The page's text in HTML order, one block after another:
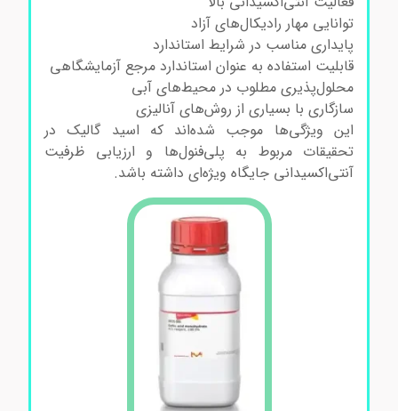
توانایی مهار رادیکال‌های آزاد
پایداری مناسب در شرایط استاندارد
قابلیت استفاده به عنوان استاندارد مرجع آزمایشگاهی
محلول‌پذیری مطلوب در محیط‌های آبی
سازگاری با بسیاری از روش‌های آنالیزی
این ویژگی‌ها موجب شده‌اند که اسید گالیک در
تحقیقات مربوط به پلی‌فنول‌ها و ارزیابی ظرفیت
آنتی‌اکسیدانی جایگاه ویژه‌ای داشته باشد.